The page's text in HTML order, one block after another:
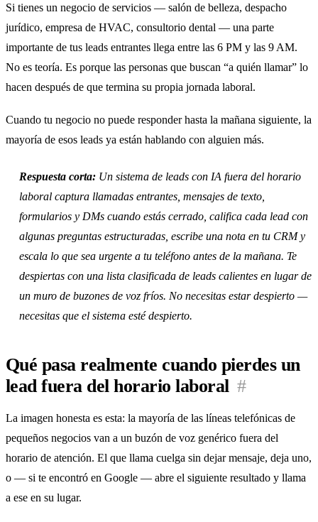
Si tienes un negocio de servicios — salón de belleza, despacho
jurídico, empresa de HVAC, consultorio dental — una parte
importante de tus leads entrantes llega entre las 6 PM y las 9 AM.
No es teoría. Es porque las personas que buscan “a quién llamar” lo
hacen después de que termina su propia jornada laboral.
Cuando tu negocio no puede responder hasta la mañana siguiente, la
mayoría de esos leads ya están hablando con alguien más.
Respuesta corta: Un sistema de leads con IA fuera del horario
laboral captura llamadas entrantes, mensajes de texto,
formularios y DMs cuando estás cerrado, califica cada lead con
algunas preguntas estructuradas, escribe una nota en tu CRM y
escala lo que sea urgente a tu teléfono antes de la mañana. Te
despiertas con una lista clasificada de leads calientes en lugar de
un muro de buzones de voz fríos. No necesitas estar despierto —
necesitas que el sistema esté despierto.
Qué pasa realmente cuando pierdes un
lead fuera del horario laboral #
La imagen honesta es esta: la mayoría de las líneas telefónicas de
pequeños negocios van a un buzón de voz genérico fuera del
horario de atención. El que llama cuelga sin dejar mensaje, deja uno,
o — si te encontró en Google — abre el siguiente resultado y llama
a ese en su lugar.